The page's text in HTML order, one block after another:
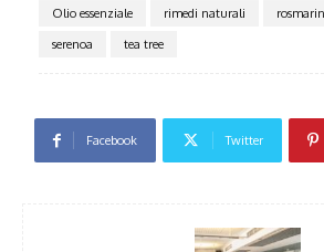
Olio essenziale
rimedi naturali
serenoa
tea tree
Facebook Twitter